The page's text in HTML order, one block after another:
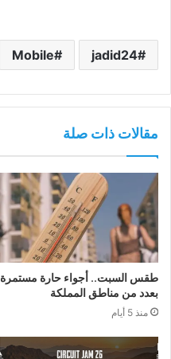
jadid24
Mobile
مقالات ذات صلة
طقس السبت.. أجواء حارة مستمرة
بعدد من مناطق المملكة
منذ 5 أيام